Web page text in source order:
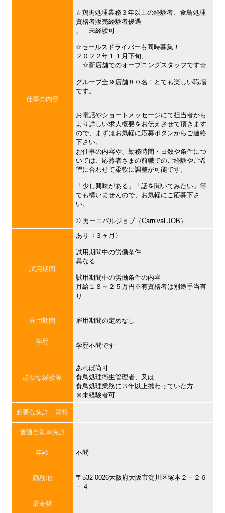
仕事の内容
☆鶏肉処理業務３年以上の経験者、食鳥処理
資格者販売経験者優遇
、 未経験可
☆セールスドライバーも同時募集！
２０２２年１１月下旬、
☆新店舗でのオープニングスタッフです☆
グループ全９店舗８０名！とても楽しい職場
です。
お電話やショートメッセージにて担当者から
より詳しい求人概要をお伝えさせて頂きます
ので、まずはお気軽に応募ボタンからご連絡
下さい。
お仕事の内容や、勤務時間・日数や条件につ
いては、応募者さまの前職でのご経験やご希
望に合わせて柔軟に調整が可能です。
「少し興味がある」「話を聞いてみたい」等
でも構いませんので、お気軽にご応募下さ
い。
©︎ カーニバルジョブ（Carnival JOB）
試用期間
あり〈３ヶ月〉
試用期間中の労働条件
異なる
試用期間中の労働条件の内容
月給１８～２５万円※有資格者は別途手当有
り
雇用期間 雇用期間の定めなし
学歴
学歴不問です
必要な経験等
あれば尚可
食鳥処理衛生管理者、又は
食鳥処理業務に３年以上携わっていた方
※未経験者可
必要な免許・資格
普通自動車免許
年齢 不問
勤務地
〒532-0026大阪府大阪市淀川区塚本２－２６
－４
最寄駅